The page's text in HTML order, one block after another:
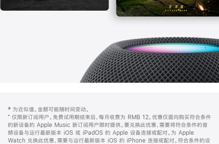
页
页
脚
注
‡ 为近似值。金额可能随时间变动。
⁺ 仅限新订阅用户。免费试用期结束后，每月收费为 RMB 12。优惠仅面向购买符合条件
的新设备的 Apple Music 新订阅用户限时提供。要兑换此优惠，需要将符合条件的音
频设备与运行最新版本 iOS 或 iPadOS 的 Apple 设备连接或配对。为 Apple
Watch 兑换此优惠，需要与运行最新版本 iOS 的 iPhone 连接或配对。符合条件的设